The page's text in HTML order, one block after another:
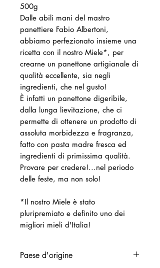
500g
Dalle abili mani del mastro
panettiere Fabio Albertoni,
abbiamo perfezionato insieme una
ricetta con il nostro Miele*, per
crearne un panettone artigianale di
qualità eccellente, sia negli
ingredienti, che nel gusto!
È infatti un panettone digeribile,
dalla lunga lievitazione, che ci
permette di ottenere un prodotto di
assoluta morbidezza e fragranza,
fatto con pasta madre fresca ed
ingredienti di primissima qualità.
Provare per credere!...nel periodo
delle feste, ma non solo!
*Il nostro Miele è stato
pluripremiato e definito uno dei
migliori mieli d'Italia!
Paese d'origine